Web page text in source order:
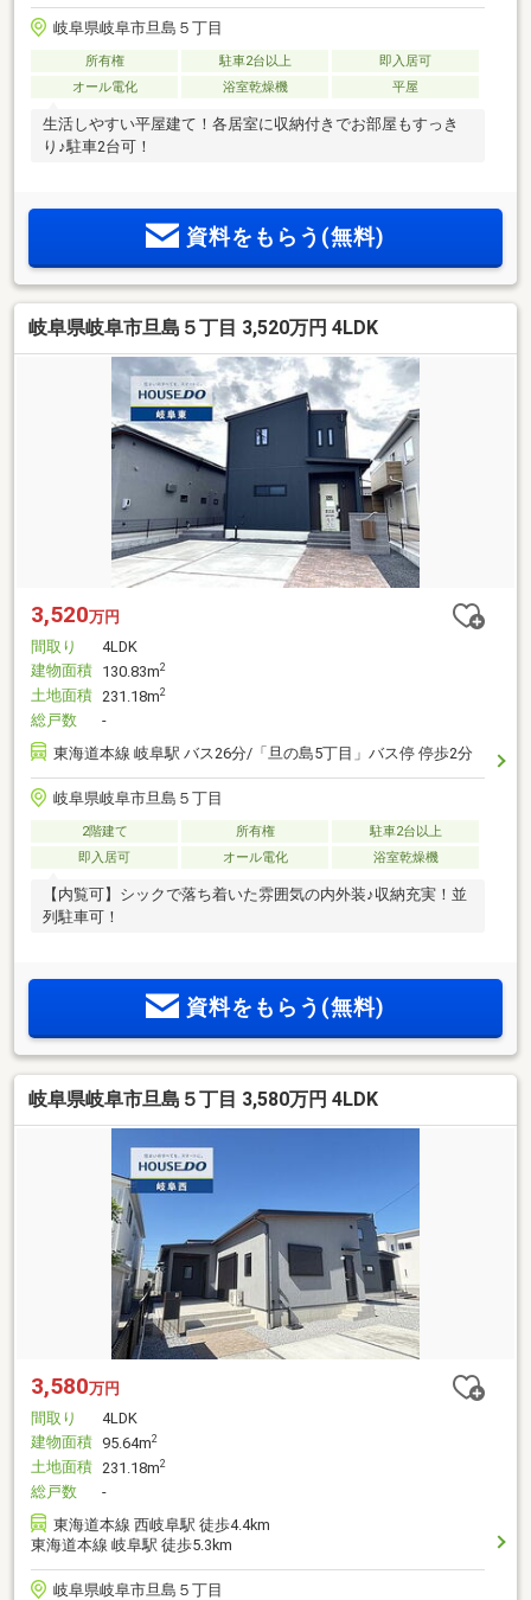
岐阜県岐阜市旦島５丁目
所有権 駐車2台以上
即入居可
オール電化
浴室乾燥機 平屋
生活しやすい平屋建て！各居室に収納付きでお部屋もすっき
り♪駐車2台可！
資料をもらう(無料)
岐阜県岐阜市旦島５丁目 3,520万円 4LDK
3,520万円
間取り
4LDK
建物面積 130.83m2
土地面積 231.18m2
総戸数
-
東海道本線 岐阜駅 バス26分/「旦の島5丁目」バス停 停歩2分
岐阜県岐阜市旦島５丁目
2階建て 所有権
駐車2台以上
即入居可
オール電化 浴室乾燥機
【内覧可】シックで落ち着いた雰囲気の内外装♪収納充実！並
列駐車可！
資料をもらう(無料)
岐阜県岐阜市旦島５丁目 3,580万円 4LDK
3,580万円
間取り
4LDK
建物面積 95.64m2
土地面積 231.18m2
総戸数
-
東海道本線 西岐阜駅 徒歩4.4km
東海道本線 岐阜駅 徒歩5.3km
岐阜県岐阜市旦島５丁目